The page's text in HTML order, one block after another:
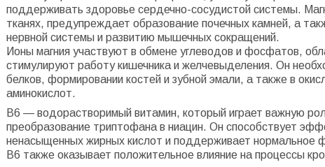
поддерживать здоровье сердечно-сосудистой системы.
тканях, предупреждает образование почечных камней, а
нервной системы и развитию мышечных сокращений.
Ионы магния участвуют в обмене углеводов и фосфатов,
стимулируют работу кишечника и желчевыделения. Он
белков, формировании костей и зубной эмали, а также в
аминокислот.
В6 — водорастворимый витамин, который играет важную
преобразование триптофана в ниацин. Он способствует
ненасыщенных жирных кислот и поддерживает нормальное
В6 также оказывает положительное влияние на процессы